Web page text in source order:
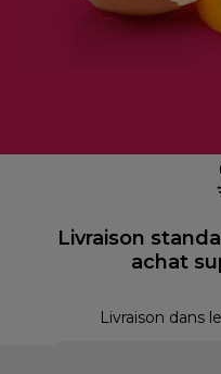
Livraison
achat
Livraison dans